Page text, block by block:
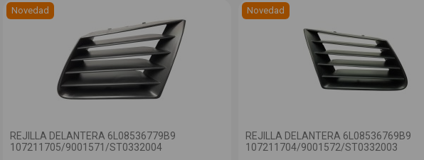
Novedad
REJILLA DELANTERA 6L08536779B9
107211705/9001571/ST0332004
Novedad
REJILLA DELANTERA 6L08536769B9
107211704/9001572/ST0332003